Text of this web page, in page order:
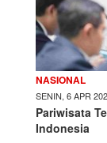
NASIONAL
SENIN, 6 APR
Pariwisata
Indonesia